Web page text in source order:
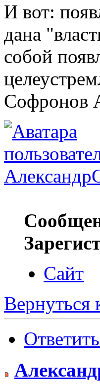
И вот:
дана
собой
Софронов
Сайт
Вернуться